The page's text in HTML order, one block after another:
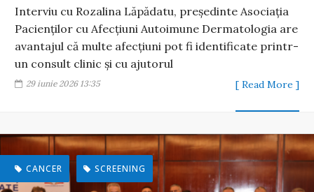
Interviu cu Rozalina Lăpădatu, președinte Asociația
Pacienților cu Afecțiuni Autoimune Dermatologia are
avantajul că multe afecțiuni pot fi identificate printr-
un consult clinic și cu ajutorul
29 iunie 2026 13:35 [ Read More ]
CANCER SCREENING